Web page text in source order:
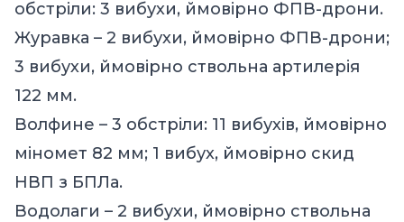
обстріли: 3 вибухи, ймовірно ФПВ-дрони.
Журавка – 2 вибухи, ймовірно ФПВ-дрони;
3 вибухи, ймовірно ствольна артилерія
122 мм.
Волфине – 3 обстріли: 11 вибухів, ймовірно
міномет 82 мм; 1 вибух, ймовірно скид
НВП з БПЛа.
Водолаги – 2 вибухи, ймовірно ствольна